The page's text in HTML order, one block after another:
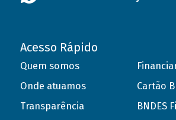
Acesso Rápido
Quem somos
Onde atuamos
Transparência
Cartão
BNDES